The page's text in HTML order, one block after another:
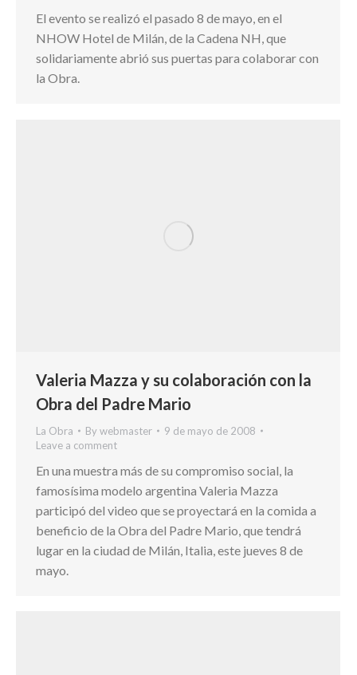
El evento se realizó el pasado 8 de mayo, en el
NHOW Hotel de Milán, de la Cadena NH, que
solidariamente abrió sus puertas para colaborar con
la Obra.
Valeria Mazza y su colaboración con la
Obra del Padre Mario
La Obra Bywebmaster
9 de mayo de 2008
Leave a comment
En una muestra más de su compromiso social, la
famosísima modelo argentina Valeria Mazza
participó del video que se proyectará en la comida a
beneficio de la Obra del Padre Mario, que tendrá
lugar en la ciudad de Milán, Italia, este jueves 8 de
mayo.